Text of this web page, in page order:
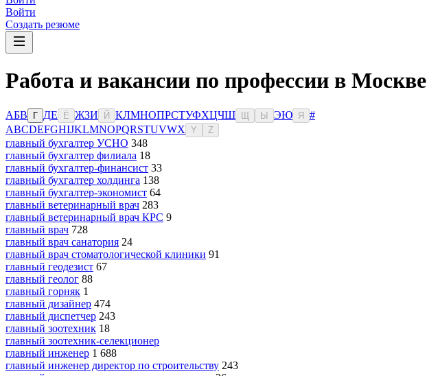
Войти
Создать резюме
Работа и вакансии по профессии в Москве
АБВ Г ДЕ Ё ЖЗИ Й КЛМНОПРСТУФХЦЧШ Ы ЭЮ Я
#
ABCDEFGHIJKLMNOPQRSTUVWX Y Z
главный бухгалтер УСНО 348
главный бухгалтер филиала 18
главный бухгалтер-финансист 33
главный бухгалтер холдинга 138
главный бухгалтер-экономист 64
главный ветеринарный врач 283
главный ветеринарный врач КРС 9
главный врач 728
главный врач санатория 24
главный врач стоматологической клиники 91
главный геодезист 67
главный геолог 88
главный горняк 1
главный дизайнер 474
главный диспетчер 243
главный зоотехник 18
главный зоотехник-селекционер
главный инженер 1 688
главный инженер директор по строительству 243